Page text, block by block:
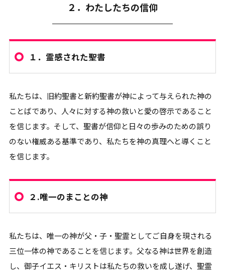
２．わたしたちの信仰
１． 霊感された聖書
私たちは、旧約聖書と新約聖書が神によって与えられた神の
ことばであり、人々に対する神の救いと愛の啓示であること
を信じます。そして、聖書が信仰と日々の歩みのための誤り
のない権威ある基準であり、私たちを神の真理へと導くこと
を信じます。
２.唯一のまことの神
私たちは、唯一の神が父・子・聖霊としてご自身を現される
三位一体の神であることを信じます。父なる神は世界を創造
し、御子イエス・キリストは私たちの救いを成し遂げ、聖霊